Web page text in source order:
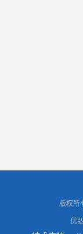
版权所
优